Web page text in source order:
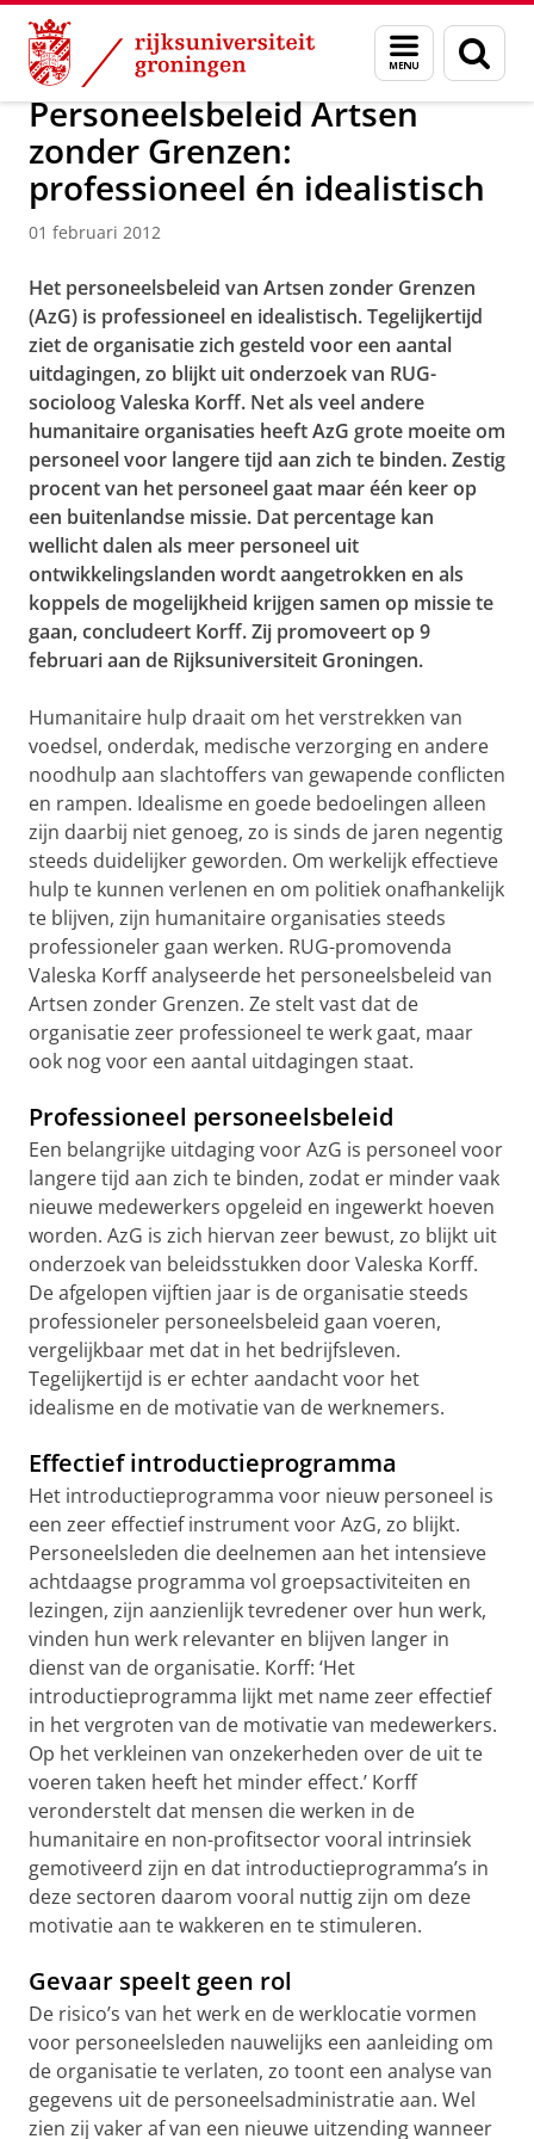
Skip
Content
Skip
Navigation
Menu
en
zoeken
Over ons Actueel Nieuws Nieuwsberichten
Personeelsbeleid Artsen
zonder Grenzen:
professioneel én idealistisch
01 februari 2012
Het personeelsbeleid van Artsen zonder Grenzen
(AzG) is professioneel en idealistisch. Tegelijkertijd
ziet de organisatie zich gesteld voor een aantal
uitdagingen, zo blijkt uit onderzoek van RUG-
socioloog Valeska Korff. Net als veel andere
humanitaire organisaties heeft AzG grote moeite om
personeel voor langere tijd aan zich te binden. Zestig
procent van het personeel gaat maar één keer op
een buitenlandse missie. Dat percentage kan
wellicht dalen als meer personeel uit
ontwikkelingslanden wordt aangetrokken en als
koppels de mogelijkheid krijgen samen op missie te
gaan, concludeert Korff. Zij promoveert op 9
februari aan de Rijksuniversiteit Groningen.
Humanitaire hulp draait om het verstrekken van
voedsel, onderdak, medische verzorging en andere
noodhulp aan slachtoffers van gewapende conflicten
en rampen. Idealisme en goede bedoelingen alleen
zijn daarbij niet genoeg, zo is sinds de jaren negentig
steeds duidelijker geworden. Om werkelijk effectieve
hulp te kunnen verlenen en om politiek onafhankelijk
te blijven, zijn humanitaire organisaties steeds
professioneler gaan werken. RUG-promovenda
Valeska Korff analyseerde het personeelsbeleid van
Artsen zonder Grenzen. Ze stelt vast dat de
organisatie zeer professioneel te werk gaat, maar
ook nog voor een aantal uitdagingen staat.
Professioneel personeelsbeleid
Een belangrijke uitdaging voor AzG is personeel voor
langere tijd aan zich te binden, zodat er minder vaak
nieuwe medewerkers opgeleid en ingewerkt hoeven
worden. AzG is zich hiervan zeer bewust, zo blijkt uit
onderzoek van beleidsstukken door Valeska Korff.
De afgelopen vijftien jaar is de organisatie steeds
professioneler personeelsbeleid gaan voeren,
vergelijkbaar met dat in het bedrijfsleven.
Tegelijkertijd is er echter aandacht voor het
idealisme en de motivatie van de werknemers.
Effectief introductieprogramma
Het introductieprogramma voor nieuw personeel is
een zeer effectief instrument voor AzG, zo blijkt.
Personeelsleden die deelnemen aan het intensieve
achtdaagse programma vol groepsactiviteiten en
lezingen, zijn aanzienlijk tevredener over hun werk,
vinden hun werk relevanter en blijven langer in
dienst van de organisatie. Korff: ‘Het
introductieprogramma lijkt met name zeer effectief
in het vergroten van de motivatie van medewerkers.
Op het verkleinen van onzekerheden over de uit te
voeren taken heeft het minder effect.’ Korff
veronderstelt dat mensen die werken in de
humanitaire en non-profitsector vooral intrinsiek
gemotiveerd zijn en dat introductieprogramma’s in
deze sectoren daarom vooral nuttig zijn om deze
motivatie aan te wakkeren en te stimuleren.
Gevaar speelt geen rol
De risico’s van het werk en de werklocatie vormen
voor personeelsleden nauwelijks een aanleiding om
de organisatie te verlaten, zo toont een analyse van
gegevens uit de personeelsadministratie aan. Wel
zien zij vaker af van een nieuwe uitzending wanneer